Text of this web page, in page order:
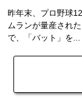
昨年末、プロ野球
ムランが量産され
で、「バット」を...